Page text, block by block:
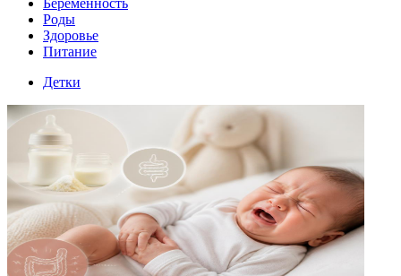
Беременность
Роды
Здоровье
Питание
Детки